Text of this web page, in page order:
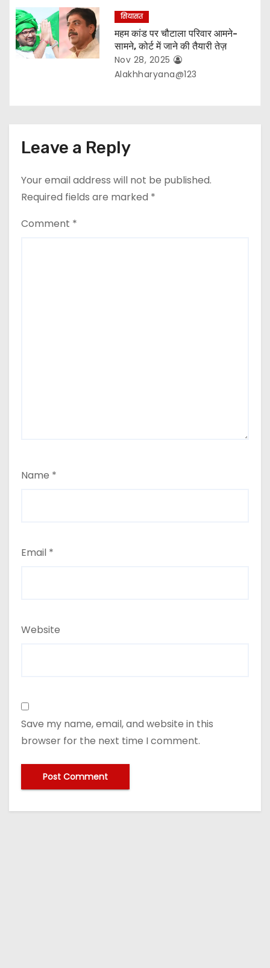
सियासत
महम कांड पर चौटाला परिवार आमने-
सामने, कोर्ट में जाने की तैयारी तेज़
Nov 28, 2025
Alakhharyana@123
Leave a Reply
Your email address will not be published.
Required fields are marked *
Comment *
Name *
Email *
Website
Save my name, email, and website in this
browser for the next time I comment.